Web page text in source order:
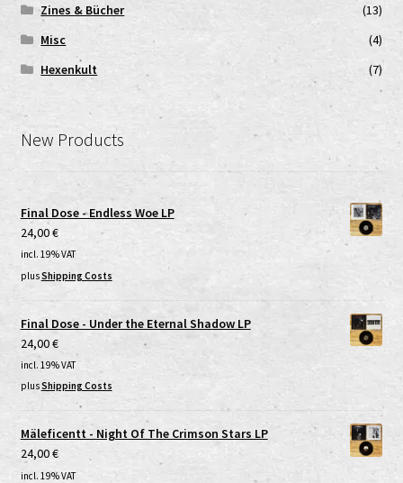
Zines & Bücher
(13)
Misc
(4)
Hexenkult
(7)
New Products
Final Dose - Endless Woe LP
24,00€
incl. 19% VAT
plusShipping Costs
Final Dose - Under the Eternal Shadow LP
24,00€
incl. 19% VAT
plusShipping Costs
Mäleficentt - Night Of The Crimson Stars LP
24,00€
incl. 19% VAT